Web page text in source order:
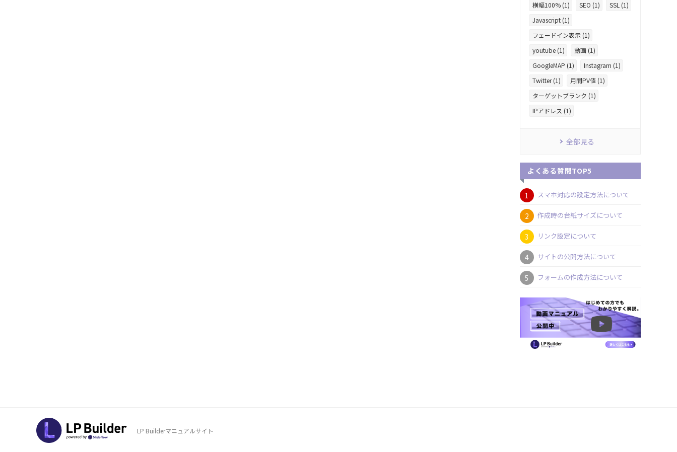
横幅100% (1)
SEO (1)
SSL (1)
Javascript (1)
フェードイン表示 (1)
youtube (1)
動画 (1)
GoogleMAP (1)
Instagram (1)
Twitter (1)
月間PV値 (1)
ターゲットブランク (1)
IPアドレス (1)
全部見る
よくある質問TOP5
スマホ対応の設定方法について
作成時の台紙サイズについて
リンク設定について
サイトの公開方法について
フォームの作成方法について
LP Builderマニュアルサイト